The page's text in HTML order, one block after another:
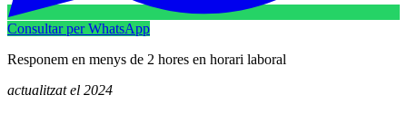
Consultar per WhatsApp
Responem en menys de 2 hores en horari laboral
actualitzat el 2024